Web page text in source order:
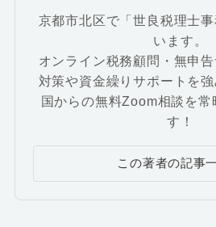
京都市北区で「世良税理士
います。
オンライン税務顧問・無申
対策や資金繰りサポートを
国からの無料Zoom相談を常
す！
この著者の記事